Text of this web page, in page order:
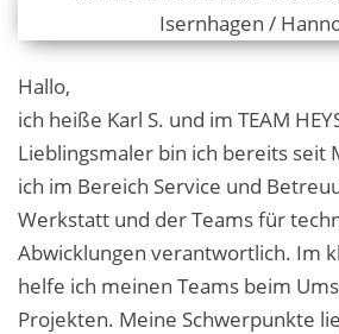
Über uns
Referenzen und
Storytelling
Malerarbeiten in der
Stellenangebote: Maler-
Hallo,
ich heiße Karl S. und im TEAM
Lieblingsmaler bin ich bereits seit
ich im Bereich Service und
Werkstatt und der Teams für
Abwicklungen verantwortlich. Im
helfe ich meinen Teams beim
Projekten. Meine Schwerpunkte